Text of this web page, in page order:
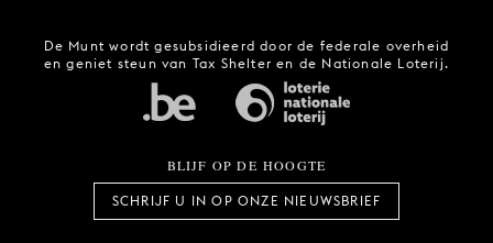
De Munt wordt gesubsidieerd door de federale overheid
en geniet steun van Tax Shelter en de Nationale Loterij.
BLIJF OP DE HOOGTE
SCHRIJF U IN OP ONZE NIEUWSBRIEF